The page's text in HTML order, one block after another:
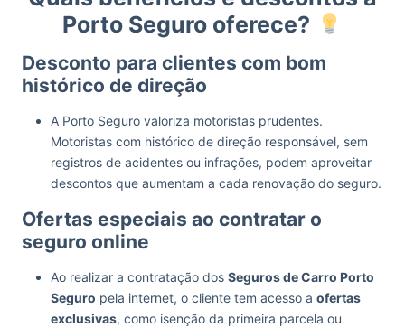
Porto Seguro oferece?
Desconto para clientes com bom
histórico de direção
A Porto Seguro valoriza motoristas prudentes.
Motoristas com histórico de direção responsável, sem
registros de acidentes ou infrações, podem aproveitar
descontos que aumentam a cada renovação do seguro.
Ofertas especiais ao contratar o
seguro online
Ao realizar a contratação dos Seguros de Carro Porto
Seguro pela internet, o cliente tem acesso a ofertas
exclusivas, como isenção da primeira parcela ou